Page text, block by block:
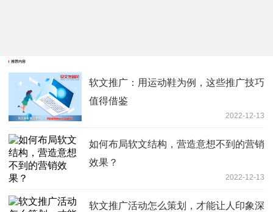
推荐内容
软文推广：用运动鞋为例，这些推广技巧
值得借鉴
2022-12-13
如何布局软文结构，营造意想不到的营销
效果？
2022-12-13
软文推广活动怎么策划，才能让人印象深